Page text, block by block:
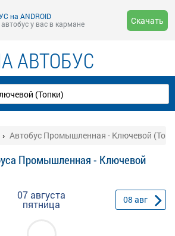
на ANDROID
у вас в кармане
Скачать
АВТОБУС
Автобус Промышленная - Ключевой
Промышленная - Ключевой
07 августа
пятница 08 авг